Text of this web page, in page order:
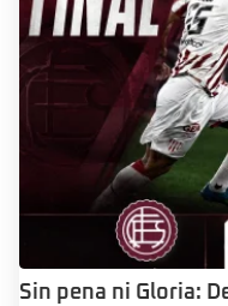
Sin pena ni Gloria: